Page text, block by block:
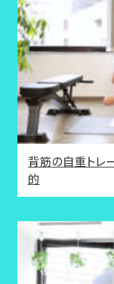
背筋の自重トレ
的